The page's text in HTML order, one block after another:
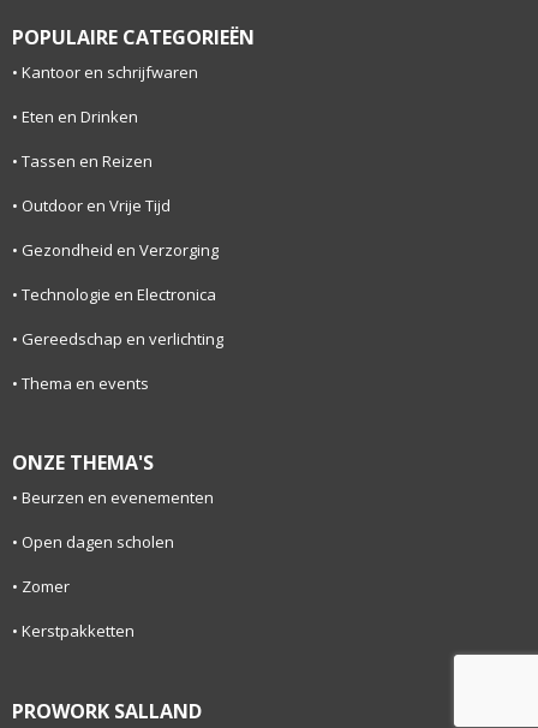
POPULAIRE CATEGORIEËN
Kantoor en schrijfwaren
Eten en Drinken
Tassen en Reizen
Outdoor en Vrije Tijd
Gezondheid en Verzorging
Technologie en Electronica
Gereedschap en verlichting
Thema en events
ONZE THEMA'S
Beurzen en evenementen
Open dagen scholen
Zomer
Kerstpakketten
PROWORK SALLAND